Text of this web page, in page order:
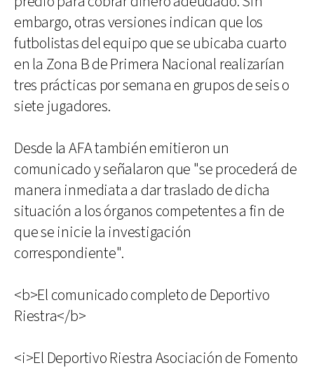
embargo, otras versiones indican que los
futbolistas del equipo que se ubicaba cuarto
en la Zona B de Primera Nacional realizarían
tres prácticas por semana en grupos de seis o
siete jugadores.
Desde la AFA también emitieron un
comunicado y señalaron que "se procederá de
manera inmediata a dar traslado de dicha
situación a los órganos competentes a fin de
que se inicie la investigación
correspondiente".
<b>El comunicado completo de Deportivo
Riestra</b>
<i>El Deportivo Riestra Asociación de Fomento